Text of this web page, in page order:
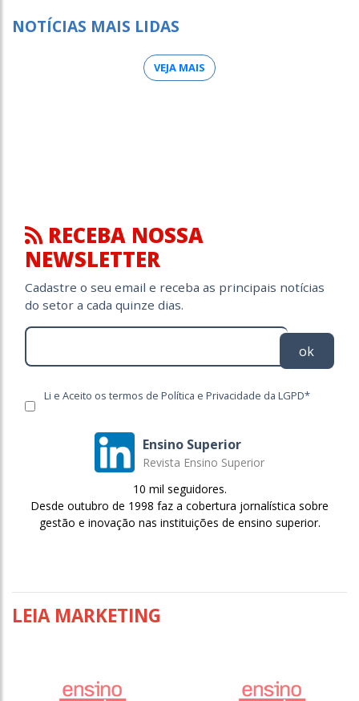
NOTÍCIAS MAIS LIDAS
VEJA MAIS
RECEBA NOSSA
NEWSLETTER
Cadastre o seu email e receba as principais notícias
do setor a cada quinze dias.
ok
Li e Aceito os termos de Política e Privacidade da LGPD*
Ensino Superior
Revista Ensino Superior
10 mil seguidores.
Desde outubro de 1998 faz a cobertura jornalística sobre
gestão e inovação nas instituições de ensino superior.
LEIA MARKETING